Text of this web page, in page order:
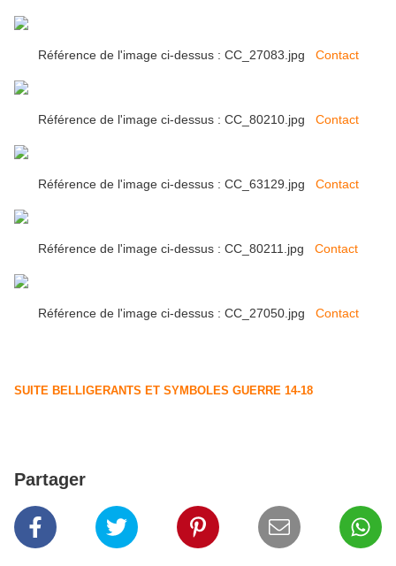
Référence de l'image ci-dessus : CC_27083.jpg Contact
Référence de l'image ci-dessus : CC_80210.jpg Contact
Référence de l'image ci-dessus : CC_63129.jpg Contact
Référence de l'image ci-dessus : CC_80211.jpg Contact
Référence de l'image ci-dessus : CC_27050.jpg Contact
SUITE BELLIGERANTS ET SYMBOLES GUERRE 14-18
Partager